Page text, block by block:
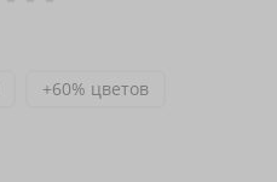
+60% цветов